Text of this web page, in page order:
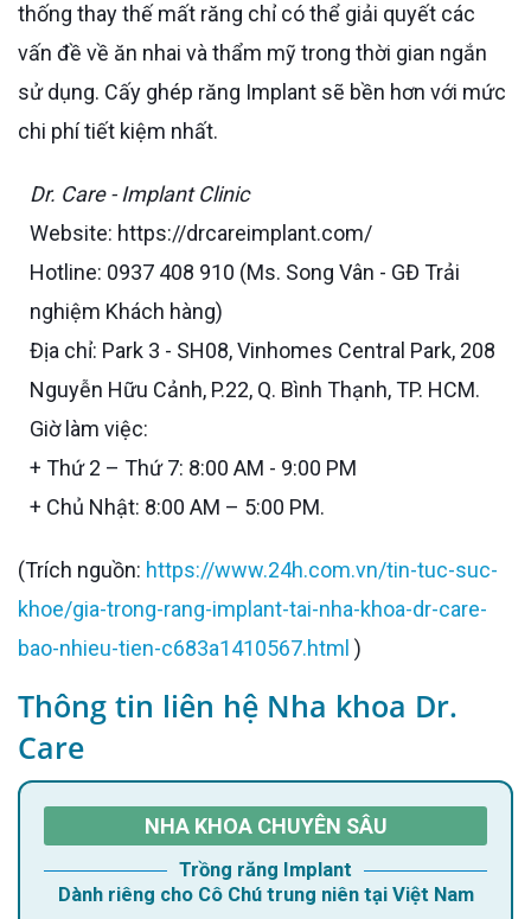
thống thay thế mất răng chỉ có thể giải quyết các
vấn đề về ăn nhai và thẩm mỹ trong thời gian ngắn
sử dụng. Cấy ghép răng Implant sẽ bền hơn với mức
chi phí tiết kiệm nhất.
Dr. Care - Implant Clinic
Website: https://drcareimplant.com/
Hotline: 0937 408 910 (Ms. Song Vân - GĐ Trải
nghiệm Khách hàng)
Địa chỉ: Park 3 - SH08, Vinhomes Central Park, 208
Nguyễn Hữu Cảnh, P.22, Q. Bình Thạnh, TP. HCM.
Giờ làm việc:
+ Thứ 2 – Thứ 7: 8:00 AM - 9:00 PM
+ Chủ Nhật: 8:00 AM – 5:00 PM.
(Trích nguồn: https://www.24h.com.vn/tin-tuc-suc-
khoe/gia-trong-rang-implant-tai-nha-khoa-dr-care-
bao-nhieu-tien-c683a1410567.html )
Thông tin liên hệ Nha khoa Dr.
Care
NHA KHOA CHUYÊN SÂU
Trồng răng Implant
Dành riêng cho Cô Chú trung niên tại Việt Nam